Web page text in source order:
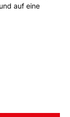
auf eine